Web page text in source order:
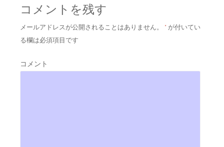
コメントを残す
メールアドレスが公開されることはありません。 * が付いてい
る欄は必須項目です
コメント